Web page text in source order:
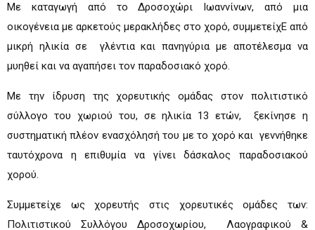
Με καταγωγή από το Δροσοχώρι Ιωαννίνων, από μια
οικογένεια με αρκετούς μερακλήδες στο χορό, συμμετείχΕ από
μικρή ηλικία σε γλέντια και πανηγύρια με αποτέλεσμα να
μυηθεί και να αγαπήσει τον παραδοσιακό χορό.
Με την ίδρυση της χορευτικής ομάδας στον πολιτιστικό
σύλλογο του χωριού του, σε ηλικία 13 ετών, ξεκίνησε η
συστηματική πλέον ενασχόλησή του με το χορό και γεννήθηκε
ταυτόχρονα η επιθυμία να γίνει δάσκαλος παραδοσιακού
χορού.
Συμμετείχε ως χορευτής στις χορευτικές ομάδες των:
Πολιτιστικού Συλλόγου Δροσοχωρίου, Λαογραφικού &